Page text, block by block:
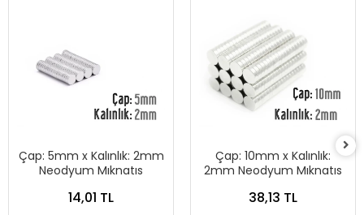
Çap: 5mm x Kalınlık: 2mm
Neodyum Mıknatıs
14,01 TL
Çap: 10mm x Kalınlık:
2mm Neodyum Mıknatıs
38,13 TL